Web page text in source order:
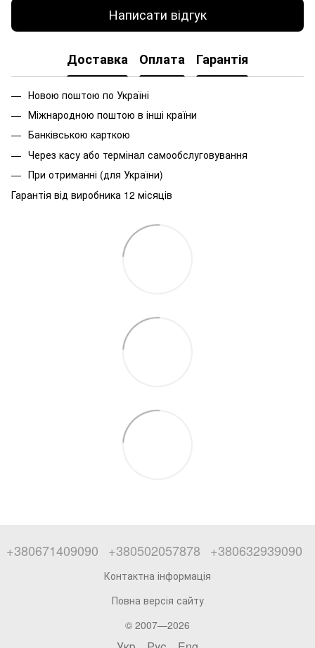
Написати відгук
Доставка Оплата Гарантія
Новою поштою по Україні
Міжнародною поштою в інші країни
Банківською карткою
Через касу або термінал самообслуговування
При отриманні (для України)
Гарантія від виробника 12 місяців
+380671409090 +380502057878 +380632939090
Контактна інформація
Повна версія сайту
© 2007—2026